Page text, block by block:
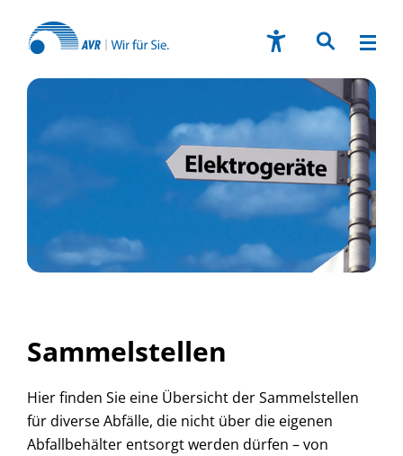
Sammelstellen
Hier finden Sie eine Übersicht der Sammelstellen
für diverse Abfälle, die nicht über die eigenen
Abfallbehälter entsorgt werden dürfen – von